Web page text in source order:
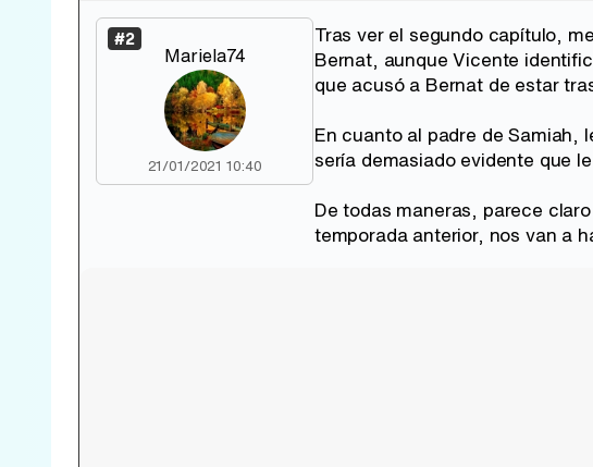
#2
Mariela74
21/01/2021 10:40
Tras ver el segundo capítulo,
Bernat, aunque Vicente
que acusó a Bernat de estar
En cuanto al padre de Samiah,
sería demasiado evidente que
De todas maneras, parece
temporada anterior, nos van a